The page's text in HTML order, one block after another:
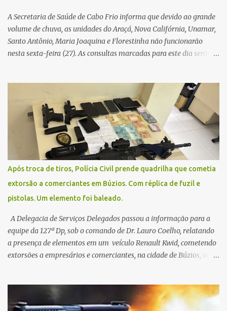
A Secretaria de Saúde de Cabo Frio informa que devido ao grande
volume de chuva, as unidades do Araçá, Nova Califórnia, Unamar,
Santo Antônio, Maria Joaquina e Florestinha não funcionarão
nesta sexta-feira (27). As consultas marcadas para este dia serão
Contamos com a compreensão de toda população, pois se trata de
uma situação climática que foge ao controle da administração
pública.
Após troca de tiros, Polícia Civil prende quadrilha que cometia
extorsão a comerciantes em Búzios. Com réplica de fuzil e
pistolas. Um elemento foi baleado.
A Delegacia de Serviços Delegados passou a informação para a
equipe da 127ª Dp, sob o comando de Dr. Lauro Coelho, relatando
a presença de elementos em um veículo Renault Kwid, cometendo
extorsões a empresários e comerciantes, na cidade de Búzios, na
fugir da cidade Buziana. Um dos detidos é policial civil e este foi
baleado na perna na troca de tiros . Na ocorrência, três armas,